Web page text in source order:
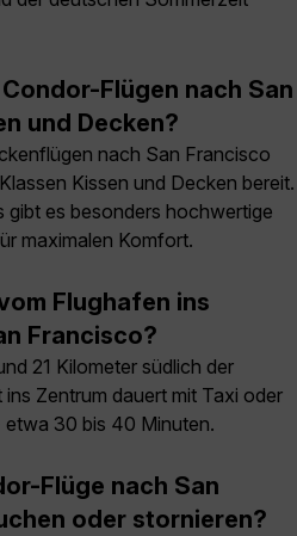
Flügen nach San
und Decken?
nach San Francisco
Kissen und Decken bereit.
gibt es besonders hochwertige
maximalen Komfort.
Flughafen ins
Francisco?
21 Kilometer südlich der
Zentrum dauert mit Taxi oder
30 bis 40 Minuten.
Flüge nach San
oder stornieren?